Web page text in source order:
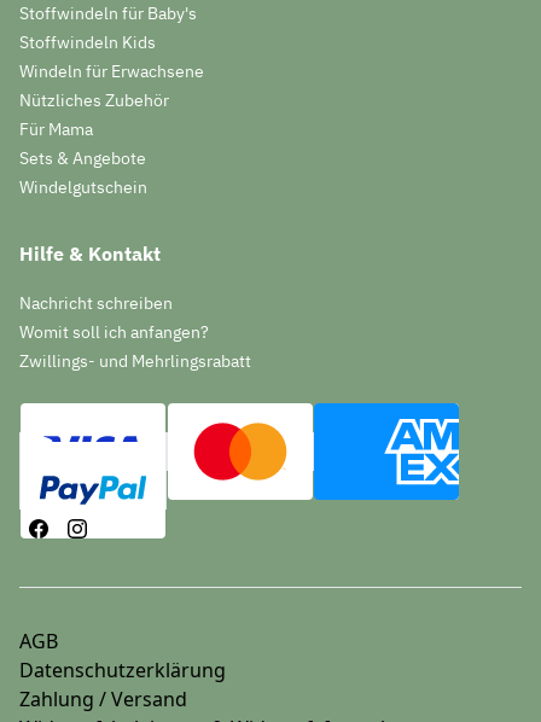
Stoffwindeln für Baby's
Stoffwindeln Kids
Windeln für Erwachsene
Nützliches Zubehör
Für Mama
Sets & Angebote
Windelgutschein
Hilfe & Kontakt
Nachricht schreiben
Womit soll ich anfangen?
Zwillings- und Mehrlingsrabatt
AGB
Datenschutzerklärung
Zahlung / Versand